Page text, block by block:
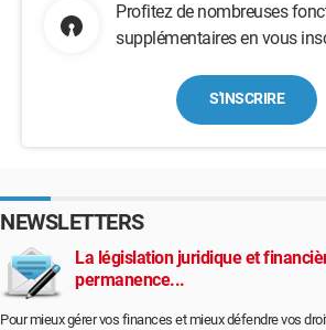
Profitez de nombreuses
supplémentaires en vous
S'INSCRIRE
NEWSLETTERS
La législation juridique et
permanence...
Pour mieux gérer vos finances et mieux défendre vos